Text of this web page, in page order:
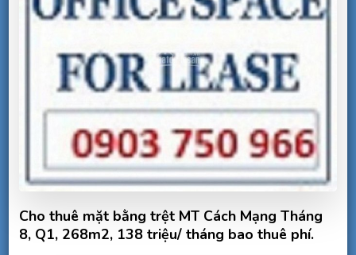
Cho thuê mặt bằng trệt MT Cách Mạng Tháng
8, Q1, 268m2, 138 triệu/ tháng bao thuê phí.